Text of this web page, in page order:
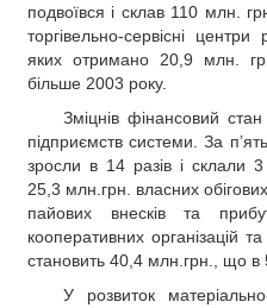
подвоївся і склав 110 млн.
торгівельно-сервісні
яких отримано 20,9 млн.
більше 2003 року.
Зміцнів фінансовий
підприємств системи. За п’ять
зросли в 14 разів і склали
25,3 млн.грн. власних
пайових внесків та
кооперативних організацій
становить 40,4 млн.грн., що в
У розвиток